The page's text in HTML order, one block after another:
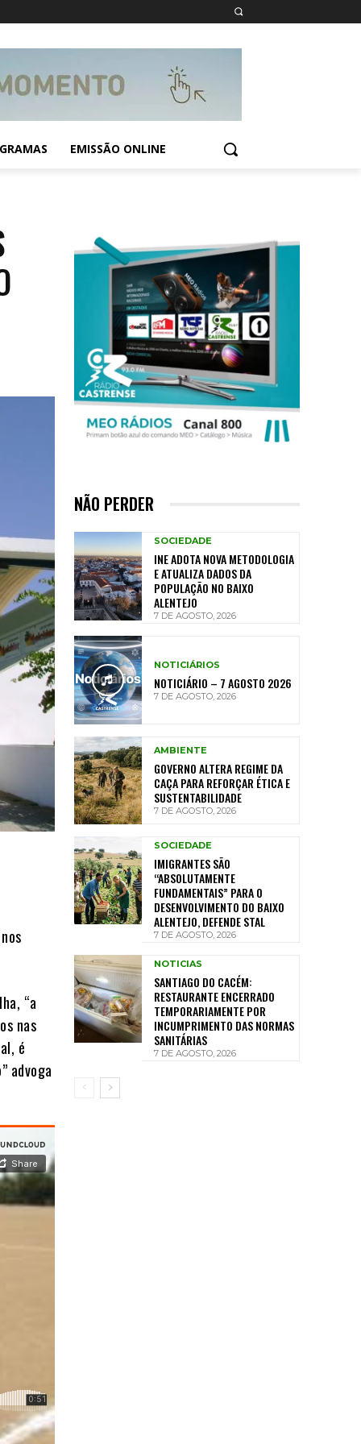
EMISSÃO ONLINE
“a
nas
é
advoga
NÃO PERDER
SOCIEDADE
INE ADOTA NOVA METODOLOGIA
E ATUALIZA DADOS DA
POPULAÇÃO NO BAIXO
ALENTEJO
7 DE AGOSTO, 2026
NOTICIÁRIOS
NOTICIÁRIO – 7 AGOSTO 2026
7 DE AGOSTO, 2026
AMBIENTE
GOVERNO ALTERA REGIME DA
CAÇA PARA REFORÇAR ÉTICA E
SUSTENTABILIDADE
7 DE AGOSTO, 2026
SOCIEDADE
IMIGRANTES SÃO
“ABSOLUTAMENTE
FUNDAMENTAIS” PARA O
DESENVOLVIMENTO DO BAIXO
ALENTEJO, DEFENDE STAL
7 DE AGOSTO, 2026
NOTICIAS
SANTIAGO DO CACÉM:
RESTAURANTE ENCERRADO
TEMPORARIAMENTE POR
INCUMPRIMENTO DAS NORMAS
SANITÁRIAS
7 DE AGOSTO, 2026